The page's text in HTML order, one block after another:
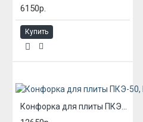
6150р.
Купить